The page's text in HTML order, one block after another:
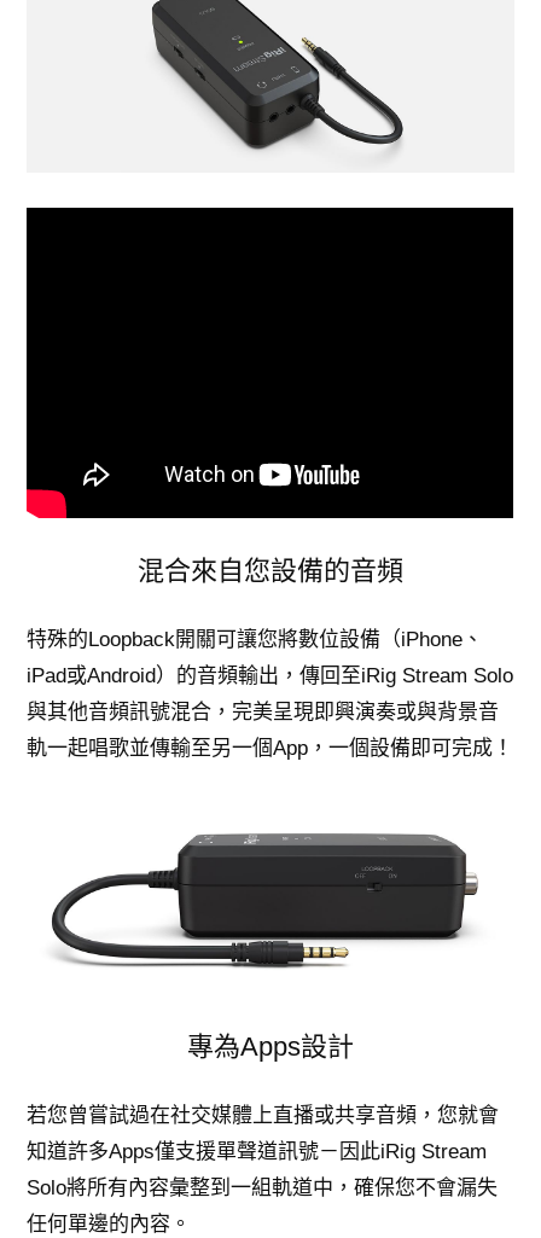
混合來自您設備的音頻
特殊的Loopback開關可讓您將數位設備（iPhone、
iPad或Android）的音頻輸出，傳回至iRig Stream Solo
與其他音頻訊號混合，完美呈現即興演奏或與背景音
軌一起唱歌並傳輸至另一個App，一個設備即可完成！
專為Apps設計
若您曾嘗試過在社交媒體上直播或共享音頻，您就會
知道許多Apps僅支援單聲道訊號－因此iRig Stream
Solo將所有內容彙整到一組軌道中，確保您不會漏失
任何單邊的內容。